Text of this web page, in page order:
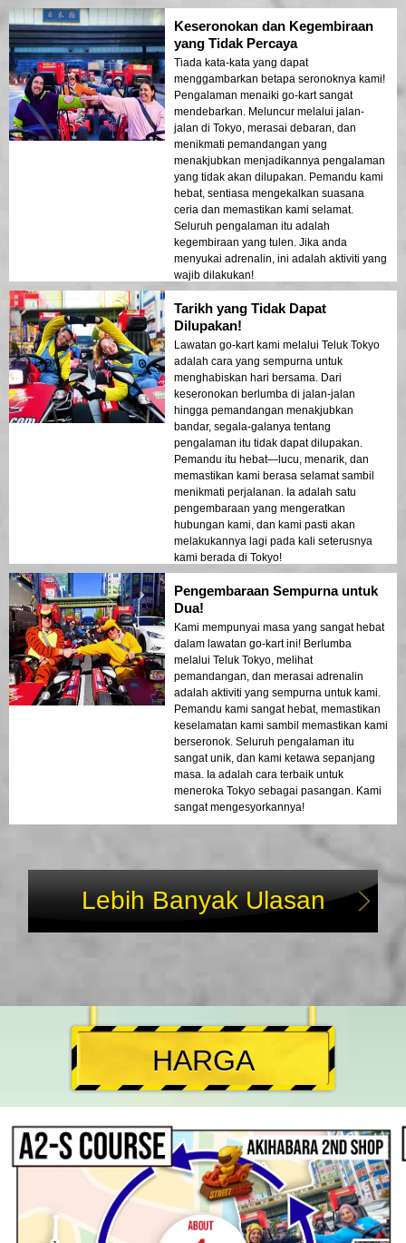
Keseronokan dan Kegembiraan
yang Tidak Percaya
Tiada kata-kata yang dapat
menggambarkan betapa seronoknya kami!
Pengalaman menaiki go-kart sangat
mendebarkan. Meluncur melalui jalan-
jalan di Tokyo, merasai debaran, dan
menikmati pemandangan yang
menakjubkan menjadikannya pengalaman
yang tidak akan dilupakan. Pemandu kami
hebat, sentiasa mengekalkan suasana
ceria dan memastikan kami selamat.
Seluruh pengalaman itu adalah
kegembiraan yang tulen. Jika anda
menyukai adrenalin, ini adalah aktiviti yang
wajib dilakukan!
Tarikh yang Tidak Dapat
Dilupakan!
Lawatan go-kart kami melalui Teluk Tokyo
adalah cara yang sempurna untuk
menghabiskan hari bersama. Dari
keseronokan berlumba di jalan-jalan
hingga pemandangan menakjubkan
bandar, segala-galanya tentang
pengalaman itu tidak dapat dilupakan.
Pemandu itu hebat—lucu, menarik, dan
memastikan kami berasa selamat sambil
menikmati perjalanan. Ia adalah satu
pengembaraan yang mengeratkan
hubungan kami, dan kami pasti akan
melakukannya lagi pada kali seterusnya
kami berada di Tokyo!
Pengembaraan Sempurna untuk
Dua!
Kami mempunyai masa yang sangat hebat
dalam lawatan go-kart ini! Berlumba
melalui Teluk Tokyo, melihat
pemandangan, dan merasai adrenalin
adalah aktiviti yang sempurna untuk kami.
Pemandu kami sangat hebat, memastikan
keselamatan kami sambil memastikan kami
berseronok. Seluruh pengalaman itu
sangat unik, dan kami ketawa sepanjang
masa. Ia adalah cara terbaik untuk
meneroka Tokyo sebagai pasangan. Kami
sangat mengesyorkannya!
Lebih Banyak Ulasan
HARGA